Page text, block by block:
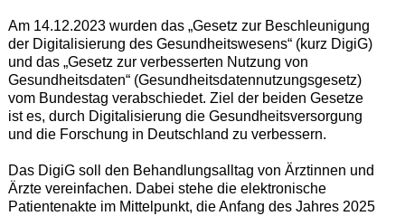
Am 14.12.2023 wurden das „Gesetz zur Beschleunigung
der Digitalisierung des Gesundheitswesens“ (kurz DigiG)
und das „Gesetz zur verbesserten Nutzung von
Gesundheitsdaten“ (Gesundheitsdatennutzungsgesetz)
vom Bundestag verabschiedet. Ziel der beiden Gesetze
ist es, durch Digitalisierung die Gesundheitsversorgung
und die Forschung in Deutschland zu verbessern.
Das DigiG soll den Behandlungsalltag von Ärztinnen und
Ärzte vereinfachen. Dabei stehe die elektronische
Patientenakte im Mittelpunkt, die Anfang des Jahres 2025